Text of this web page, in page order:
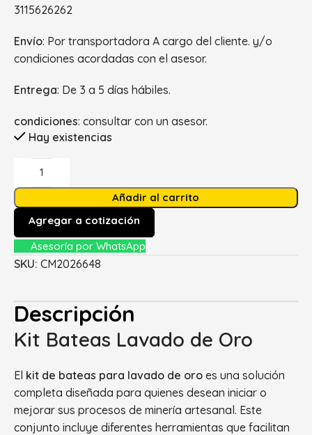
3115626262
Envío: Por transportadora A cargo del cliente. y/o
condiciones acordadas con el asesor.
Entrega: De 3 a 5 días hábiles.
condiciones: consultar con un asesor.
Hay existencias
Añadir al carrito
Agregar a cotización
Asesoría por WhatsApp
SKU: CM2026648
Descripción
Kit Bateas Lavado de Oro
El kit de bateas para lavado de oro es una solución
completa diseñada para quienes desean iniciar o
mejorar sus procesos de minería artesanal. Este
conjunto incluye diferentes herramientas que facilitan